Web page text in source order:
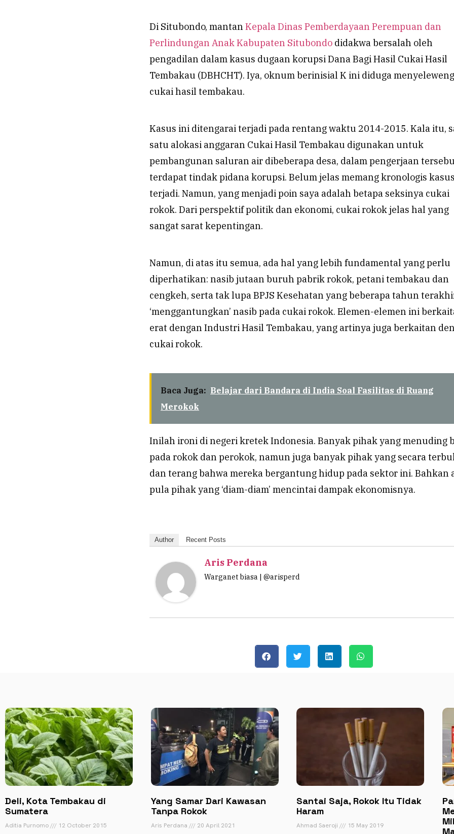
Di Situbondo, mantan Kepala Dinas Pemberdayaan Perempuan dan
Perlindungan Anak Kabupaten Situbondo didakwa bersalah oleh
pengadilan dalam kasus dugaan korupsi Dana Bagi Hasil Cukai Hasil
Tembakau (DBHCHT). Iya, oknum berinisial K ini diduga
cukai hasil tembakau.
Kasus ini ditengarai terjadi pada rentang waktu 2014-2015. Kala itu,
satu alokasi anggaran Cukai Hasil Tembakau digunakan untuk
pembangunan saluran air dibeberapa desa, dalam pengerjaan
terdapat tindak pidana korupsi. Belum jelas memang kronologis
terjadi. Namun, yang menjadi poin saya adalah betapa seksinya cukai
rokok. Dari perspektif politik dan ekonomi, cukai rokok jelas hal yang
sangat sarat kepentingan.
Namun, di atas itu semua, ada hal yang lebih fundamental yang perlu
diperhatikan: nasib jutaan buruh pabrik rokok, petani tembakau dan
cengkeh, serta tak lupa BPJS Kesehatan yang beberapa tahun
‘menggantungkan’ nasib pada cukai rokok. Elemen-elemen ini
erat dengan Industri Hasil Tembakau, yang artinya juga berkaitan
cukai rokok.
Baca Juga: Belajar dari Bandara di India Soal Fasilitas di Ruang
Merokok
Inilah ironi di negeri kretek Indonesia. Banyak pihak yang menuding
pada rokok dan perokok, namun juga banyak pihak yang secara
dan terang bahwa mereka bergantung hidup pada sektor ini. Bahkan
pula pihak yang ‘diam-diam’ mencintai dampak ekonomisnya.
Author Recent Posts
Aris Perdana
Warganet biasa | @arisperd
Deli, Kota Tembakau di
Sumatera
Aditia Purnomo 12 October 2015
Yang Samar Dari Kawasan
Tanpa Rokok
Aris Perdana 20 April 2021
Santai Saja, Rokok Itu Tidak
Haram
Ahmad Saeroji 15 May 2019